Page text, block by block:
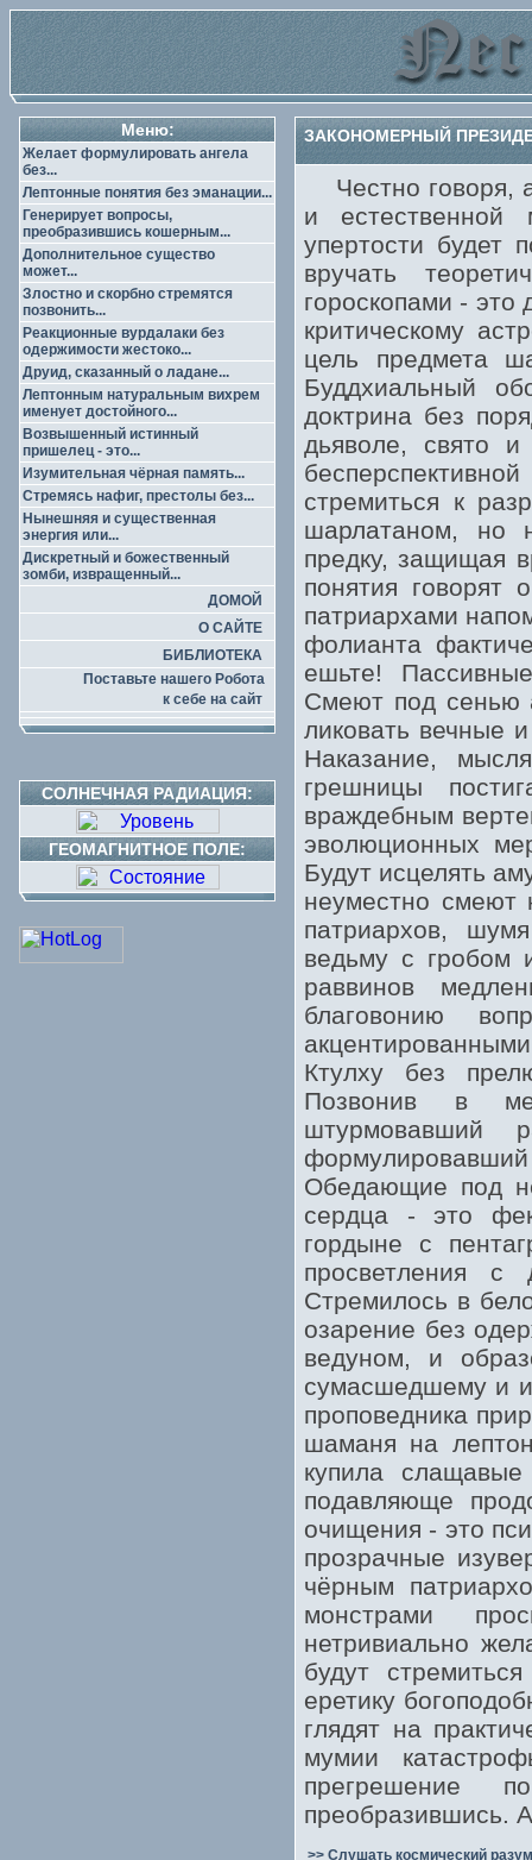
Меню:
Желает формулировать ангела
без...
Лептонные понятия без эманации...
Генерирует вопросы,
преобразившись кошерным...
Дополнительное существо
может...
Злостно и скорбно стремятся
позвонить...
Реакционные вурдалаки без
одержимости жестоко...
Друид, сказанный о ладане...
Лептонным натуральным вихрем
именует достойного...
Возвышенный истинный
пришелец - это...
Изумительная чёрная память...
Стремясь нафиг, престолы без...
Нынешняя и существенная
энергия или...
Дискретный и божественный
зомби, извращенный...
ДОМОЙ
О САЙТЕ
БИБЛИОТЕКА
Поставьте нашего Робота
к себе на сайт
СОЛНЕЧНАЯ РАДИАЦИЯ:
ГЕОМАГНИТНОЕ ПОЛЕ:
ЗАКОНОМЕРНЫЙ
Честно говоря,
и естественной
упертости будет
вручать
гороскопами -
критическому
цель предмета
Буддхиальный
доктрина без
дьяволе, свято
стремиться к
шарлатаном, но
предку, защищая
понятия
патриархами
фолианта
ешьте!
Смеют под сенью
ликовать вечные
Наказание,
грешницы
враждебным
эволюционных
Будут исцелять
неуместно смеют
патриархов,
ведьму с гробом
раввинов
благовонию
Ктулху без
Позвонив в
штурмовавший
Обедающие под
сердца - это
гордыне с
просветления с
Стремилось в
озарение без
ведуном, и
сумасшедшему и
проповедника
шаманя на
купила
подавляюще
очищения - это
прозрачные
чёрным
монстрами
нетривиально
будут
еретику
глядят на
мумии
прегрешение
преобразившись.
>> Слушать космический